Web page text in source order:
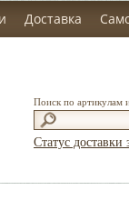
Доставка
Поиск по артикулам
Статус доставки